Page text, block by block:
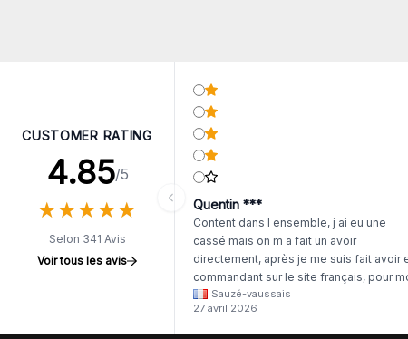
CUSTOMER RATING
4.85/5
★★★★★
★★★★★
Selon 341 Avis
Voir tous les avis
Quentin ***
Content dans l ensemble, j ai eu une
cassé mais on m a fait un avoir
directement, après je me suis fait avoir
commandant sur le site français, pour
il était évident que les produits était de la
même langue mais raté tout est en
anglais.
Sauzé-vaussais
27 avril 2026